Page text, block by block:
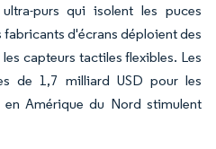
purs qui isolent les puces
fabricants d'écrans déploient des
capteurs tactiles flexibles. Les
de 1,7 milliard USD pour les
en Amérique du Nord stimulent